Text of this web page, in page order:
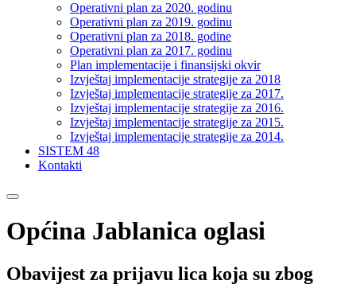
Operativni plan za 2020. godinu
Operativni plan za 2019. godinu
Operativni plan za 2018. godine
Operativni plan za 2017. godinu
Plan implementacije i finansijski okvir
Izvještaj implementacije strategije za 2018
Izvještaj implementacije strategije za 2017.
Izvještaj implementacije strategije za 2016.
Izvještaj implementacije strategije za 2015.
Izvještaj implementacije strategije za 2014.
SISTEM 48
Kontakti
Općina Jablanica oglasi
Obavijest za prijavu lica koja su zbog